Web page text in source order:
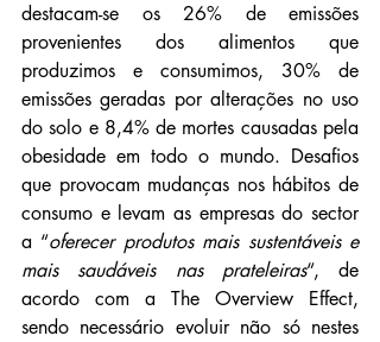
destacam-se os 26% de emissões
provenientes dos alimentos que
produzimos e consumimos, 30% de
emissões geradas por alterações no uso
do solo e 8,4% de mortes causadas pela
obesidade em todo o mundo. Desafios
que provocam mudanças nos hábitos de
consumo e levam as empresas do sector
a “oferecer produtos mais sustentáveis e
mais saudáveis nas prateleiras“, de
acordo com a The Overview Effect,
sendo necessário evoluir não só nestes